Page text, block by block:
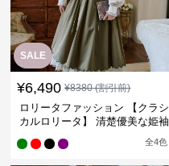
SALE
¥6,490 ¥8380(割引前)
ロリータファッション 【クラシ
カルロリータ】 清楚優美な姫袖
全4色